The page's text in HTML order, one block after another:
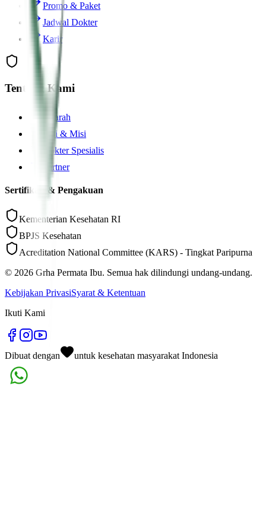
Promo & Paket
Jadwal Dokter
Karir
Tentang Kami
Sejarah
Visi & Misi
Dokter Spesialis
Partner
Sertifikasi & Pengakuan
Kementerian Kesehatan RI
BPJS Kesehatan
Acreditation National Committee (KARS) - Tingkat Paripurna
© 2026 Grha Permata Ibu. Semua hak dilindungi undang-undang.
Kebijakan PrivasiSyarat & Ketentuan
Ikuti Kami
Dibuat dengan untuk kesehatan masyarakat Indonesia